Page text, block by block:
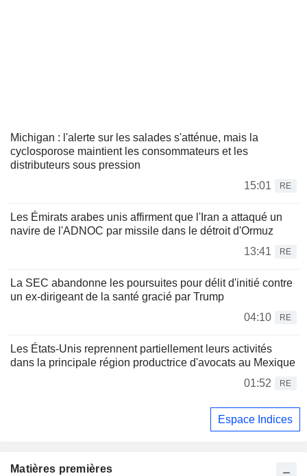
Michigan : l'alerte sur les salades s'atténue, mais la
cyclosporose maintient les consommateurs et les
distributeurs sous pression
15:01
RE
Les Émirats arabes unis affirment que l'Iran a attaqué un
navire de l'ADNOC par missile dans le détroit d'Ormuz
13:41
RE
La SEC abandonne les poursuites pour délit d'initié contre
un ex-dirigeant de la santé gracié par Trump
04:10
RE
Les États-Unis reprennent partiellement leurs activités
dans la principale région productrice d'avocats au Mexique
01:52
RE
Espace Indices
Matières premières